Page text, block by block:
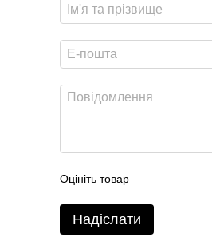
Оцініть товар
Надіслати